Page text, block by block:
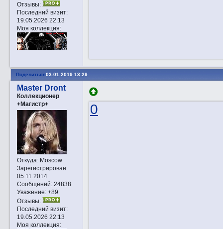
Отзывы:
Последний визит:
19.05.2026 22:13
Моя коллекция:
Поделиться03.01.2019 13:29
Master Dront
Коллекционер
+Магистр+
Откуда:Moscow
Зарегистрирован:
05.11.2014
Сообщений:24838
Уважение: +89
Отзывы:
Последний визит:
19.05.2026 22:13
Моя коллекция:
0